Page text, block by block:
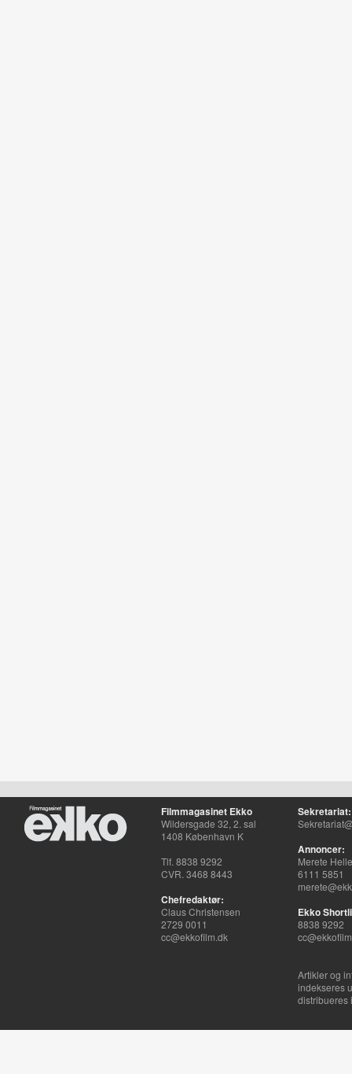
Filmmagasinet Ekko
Wildersgade 32, 2. sal
1408 København K
Tlf. 8838 9292
CVR. 3468 8443
Chefredaktør:
Claus Christensen
2729 0011
cc@ekkofilm.dk
Sekretariat:
Annoncer:
Merete
6111 5851
Ekko
8838 9292
Artikler og
indekseres
distribueres